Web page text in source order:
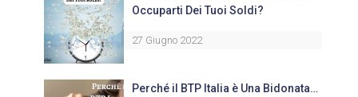
Occuparti Dei Tuoi Soldi?
27 Giugno 2022
Perché il BTP Italia è Una Bidonata…